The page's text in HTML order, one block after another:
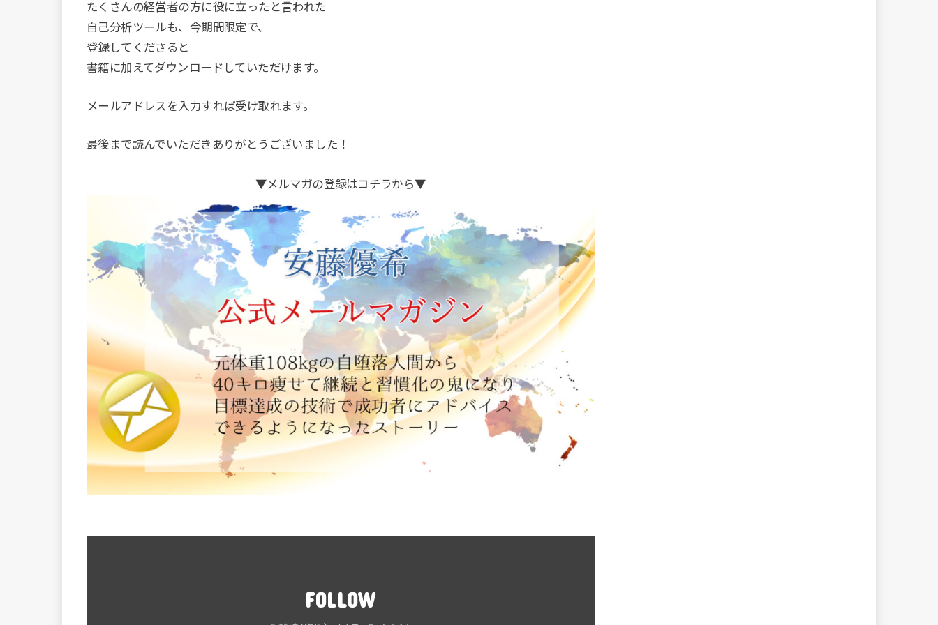
たくさんの経営者の方に役に立ったと言われた
自己分析ツールも、今期間限定で、
登録してくださると
書籍に加えてダウンロードしていただけます。
メールアドレスを入力すれば受け取れます。
最後まで読んでいただきありがとうございました！
▼メルマガの登録はコチラから▼
FOLLOW